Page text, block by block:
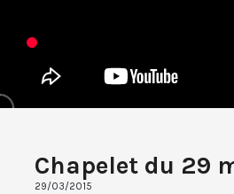
Chapelet du 29
29/03/2015